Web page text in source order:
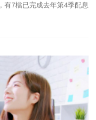
有7檔已完成去年第4季配息
且同步刷新歷史新高價位
口碑好；而去年人氣王則
珍珠鐵定是00915。盧燕俐
台股正值多頭，值得繼續